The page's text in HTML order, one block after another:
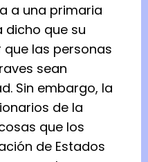
a una primaria
dicho que su
las personas
sean
Sin embargo, la
de la
que los
de Estados